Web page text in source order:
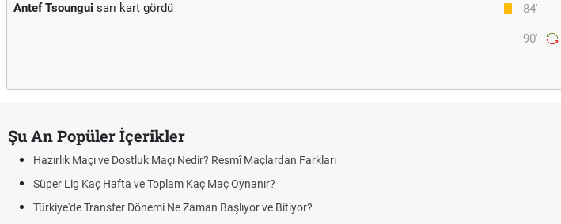
84'
Antef Tsoungui sarı kart gördü
90'
Şu An Popüler İçerikler
Hazırlık Maçı ve Dostluk Maçı Nedir? Resmî Maçlardan Farkları
Süper Lig Kaç Hafta ve Toplam Kaç Maç Oynanır?
Türkiye'de Transfer Dönemi Ne Zaman Başlıyor ve Bitiyor?